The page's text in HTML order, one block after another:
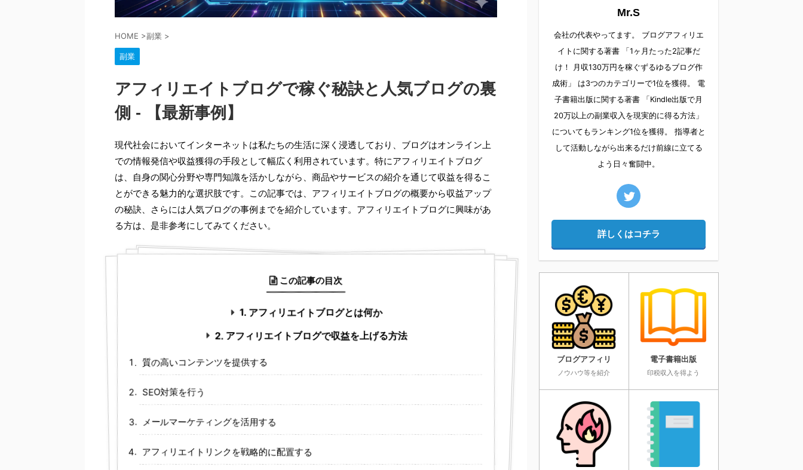
HOME >副業 >
副業
アフィリエイトブログで稼ぐ秘訣と人気ブログの裏
側 - 【最新事例】
現代社会においてインターネットは私たちの生活に深く浸透しており、ブログはオンライン上
での情報発信や収益獲得の手段として幅広く利用されています。特にアフィリエイトブログ
は、自身の関心分野や専門知識を活かしながら、商品やサービスの紹介を通じて収益を得るこ
とができる魅力的な選択肢です。この記事では、アフィリエイトブログの概要から収益アップ
の秘訣、さらには人気ブログの事例までを紹介しています。アフィリエイトブログに興味があ
る方は、是非参考にしてみてください。
この記事の目次
1. アフィリエイトブログとは何か
2. アフィリエイトブログで収益を上げる方法
質の高いコンテンツを提供する
SEO対策を行う
メールマーケティングを活用する
アフィリエイトリンクを戦略的に配置する
Mr.S
会社の代表やってます。 ブログアフィリエ
イトに関する著書 「1ヶ月たった2記事だ
け！ 月収130万円を稼ぐずるゆるブログ作
成術」 は3つのカテゴリーで1位を獲得。 電
子書籍出版に関する著書 「Kindle出版で月
20万以上の副業収入を現実的に得る方法」
についてもランキング1位を獲得。 指導者と
して活動しながら出来るだけ前線に立てる
よう日々奮闘中。
詳しくはコチラ
ブログアフィリ
ノウハウ等を紹介
電子書籍出版
印税収入を得よう